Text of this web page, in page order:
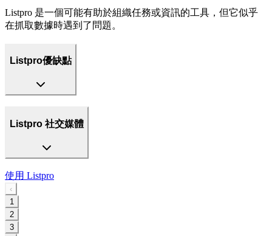
Listpro 是一個可能有助於組織任務或資訊的工具，但它似乎
在抓取數據時遇到了問題。
Listpro優缺點
Listpro 社交媒體
使用 Listpro
‹
1
2
3